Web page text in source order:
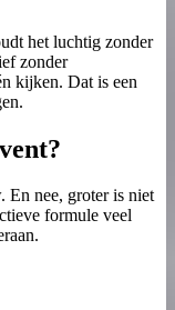
het luchtig zonder
zonder
kijken. Dat is een
En nee, groter is niet
formule veel